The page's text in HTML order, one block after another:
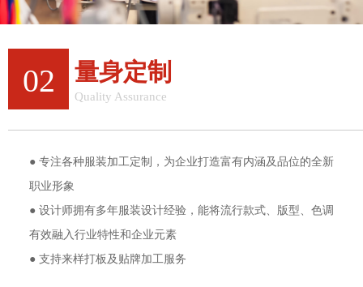
02 量身定制
Quality Assurance
● 专注各种服装加工定制，为企业打造富有内涵及品位的全新
职业形象
● 设计师拥有多年服装设计经验，能将流行款式、版型、色调
有效融入行业特性和企业元素
● 支持来样打板及贴牌加工服务